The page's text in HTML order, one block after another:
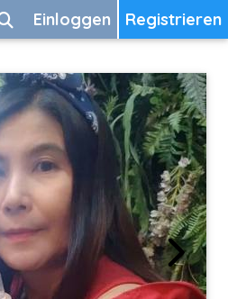
Registrieren
Einloggen